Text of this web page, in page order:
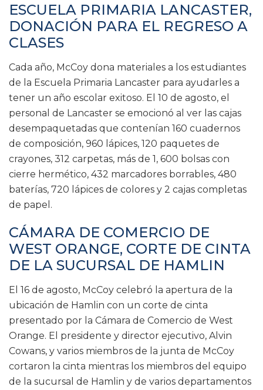
ESCUELA PRIMARIA LANCASTER,
DONACIÓN PARA EL REGRESO A
CLASES
Cada año, McCoy dona materiales a los estudiantes
de la Escuela Primaria Lancaster para ayudarles a
tener un año escolar exitoso. El 10 de agosto, el
personal de Lancaster se emocionó al ver las cajas
desempaquetadas que contenían 160 cuadernos
de composición, 960 lápices, 120 paquetes de
crayones, 312 carpetas, más de 1, 600 bolsas con
cierre hermético, 432 marcadores borrables, 480
baterías, 720 lápices de colores y 2 cajas completas
de papel.
CÁMARA DE COMERCIO DE
WEST ORANGE, CORTE DE CINTA
DE LA SUCURSAL DE HAMLIN
El 16 de agosto, McCoy celebró la apertura de la
ubicación de Hamlin con un corte de cinta
presentado por la Cámara de Comercio de West
Orange. El presidente y director ejecutivo, Alvin
Cowans, y varios miembros de la junta de McCoy
cortaron la cinta mientras los miembros del equipo
de la sucursal de Hamlin y de varios departamentos